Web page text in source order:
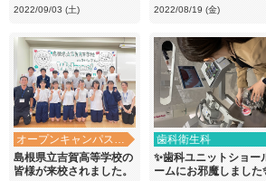
2022/09/03 (土) 2022/08/19 (金)
オープンキャンパス・学校見学
島根県立吉賀高等学校の
皆様が来校されました。
歯科衛生科
✨歯科ユニットショー
ームにお邪魔しました